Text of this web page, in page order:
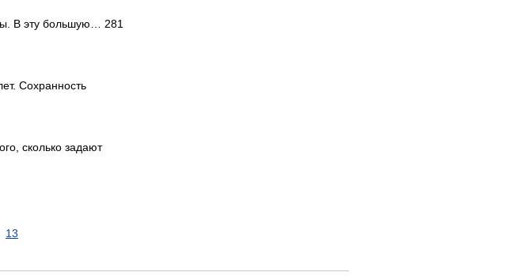
В эту большую… 281
Сохранность
сколько задают
13